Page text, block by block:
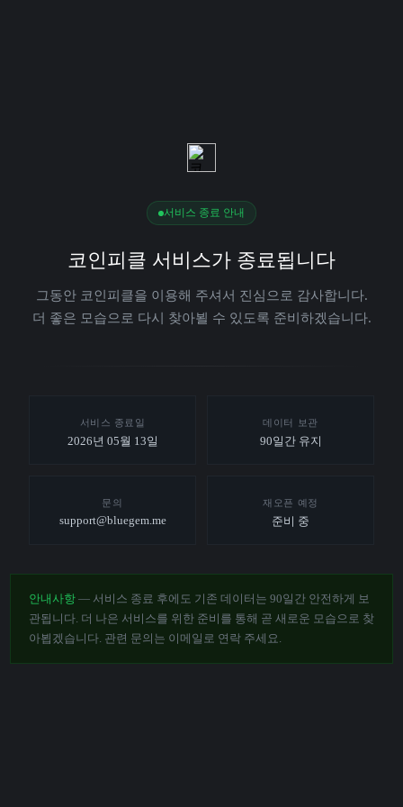
서비스 종료 안내
코인피클 서비스가 종료됩니다
그동안 코인피클을 이용해 주셔서 진심으로 감사합니다.
더 좋은 모습으로 다시 찾아뵐 수 있도록 준비하겠습니다.
서비스 종료일
2026년 05월 13일
데이터 보관
90일간 유지
문의
support@bluegem.me
재오픈 예정
준비 중
안내사항 — 서비스 종료 후에도 기존 데이터는 90일간 안전하게 보
관됩니다. 더 나은 서비스를 위한 준비를 통해 곧 새로운 모습으로 찾
아뵙겠습니다. 관련 문의는 이메일로 연락 주세요.